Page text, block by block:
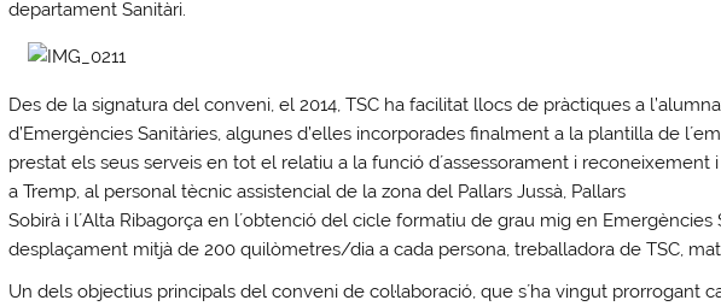
departament Sanitàri.
Des de la signatura del conveni, el 2014, TSC ha facilitat llocs de pràctiques a
d’Emergències Sanitàries, algunes d’elles incorporades finalment a la plantilla de
prestat els seus serveis en tot el relatiu a la funció d´assessorament i reconeixement
a Tremp, al personal tècnic assistencial de la zona del Pallars Jussà, Pallars
Sobirà i l´Alta Ribagorça en l´obtenció del cicle formatiu de grau mig en Emergències
desplaçament mitjà de 200 quilòmetres/dia a cada persona, treballadora de TSC,
Un dels objectius principals del conveni de col·laboració, que s´ha vingut prorrogant